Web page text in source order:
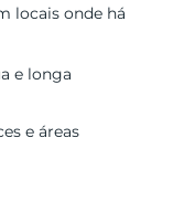
locais onde há
e longa
e áreas